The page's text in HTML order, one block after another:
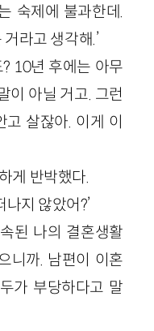
숙제에 불과한데.
라고 생각해.’
10년 후에는 아무
이 아닐 거고. 그런
고 살잖아. 이게 이
게 반박했다.
나지 않았어?’
된 나의 결혼생활
니까. 남편이 이혼
가 부당하다고 말